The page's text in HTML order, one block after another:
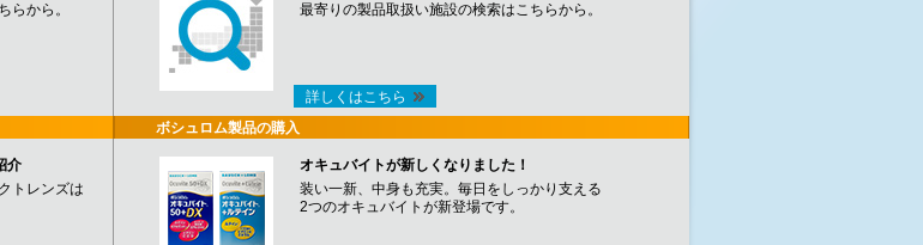
らから。
介
トレンズは
最寄りの製品取扱い施設の検索はこちらから。
詳しくはこちら
ボシュロム製品の購入
オキュバイトが新しくなりました！
装い一新、中身も充実。毎日をしっかり支える
2つのオキュバイトが新登場です。